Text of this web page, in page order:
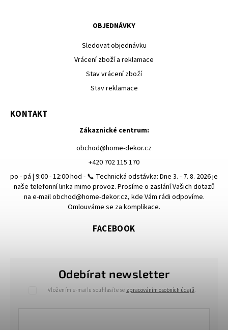
OBJEDNÁVKY
Sledovat objednávku
Vrácení zboží a reklamace
Stav vrácení zboží
Stav reklamace
Odebírat newsletter
Vložením e-mailu souhlasíte se zpracováním osobních údajů.
KONTAKT
Zákaznické centrum:
obchod@home-dekor.cz
+420 702 115 170
po - pá | 9:00 - 12:00 hod - 📞 Technická odstávka: Dne 3. - 7. 8. 2026 je
naše telefonní linka mimo provoz. Prosíme o zaslání Vašich dotazů
na e-mail obchod@home-dekor.cz, kde Vám rádi odpovíme.
Omlouváme se za komplikace.
FACEBOOK